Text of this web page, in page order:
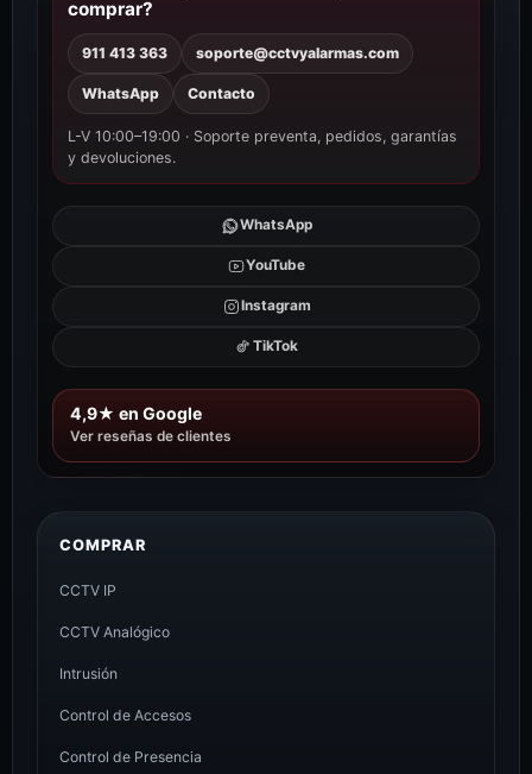
comprar?
911 413 363 soporte@cctvyalarmas.com
WhatsApp Contacto
L-V 10:00–19:00 · Soporte preventa, pedidos, garantías
y devoluciones.
WhatsApp
YouTube
Instagram
TikTok
4,9★ en Google
Ver reseñas de clientes
COMPRAR
CCTV IP
CCTV Analógico
Intrusión
Control de Accesos
Control de Presencia